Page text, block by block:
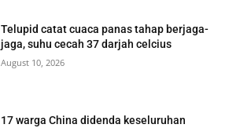
Telupid catat cuaca panas tahap berjaga-
jaga, suhu cecah 37 darjah celcius
August 10, 2026
17 warga China didenda keseluruhan